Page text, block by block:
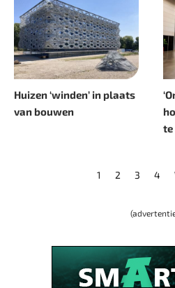
Huizen ‘winden’ in plaats
van bouwen
te
1 2 3 4